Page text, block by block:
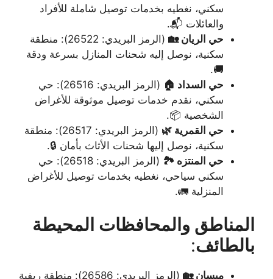
سكني، نغطيه بخدمات توصيل شاملة للأفراد
والعائلات 📬.
حي الريان 🏡
(الرمز البريدي: 26522): منطقة
سكنية، نوصل إليه شحنات المنازل بسرعة ودقة
🚚.
حي السداد 🏠
(الرمز البريدي: 26516): حي
سكني، نقدم خدمات توصيل موثوقة للأغراض
الشخصية 📦.
حي القمرية 🌿
(الرمز البريدي: 26517): منطقة
سكنية، نوصل إليها شحنات الأثاث بأمان 🔒.
حي المنتزه 🏞️
(الرمز البريدي: 26518): حي
سكني سياحي، نغطيه بخدمات توصيل للأغراض
المنزلية 🚛.
المناطق والمحافظات المحيطة
بالطائف:
ميسان 🏡 (الرمز البريدي: 26586): منطقة ريفية